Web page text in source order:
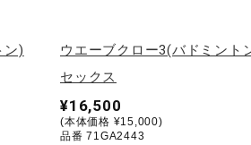
ン)
ウエーブクロー3(バドミント
セックス
¥16,500
(本体価格 ¥15,000)
品番 71GA2443